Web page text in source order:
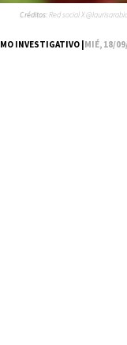
INVESTIGATIVO |MIÉ, 18/
Créditos:Red social X